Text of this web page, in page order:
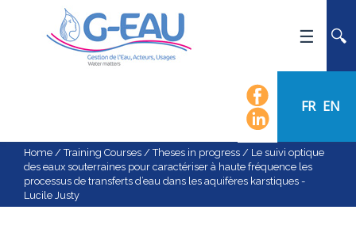
FR EN
NEWS
EVENTS
CALENDAR OF EVENTS
Home /Training Courses /Theses in progress / Le suivi optique
des eaux souterraines pour caractériser à haute fréquence les
processus de transferts d’eau dans les aquifères karstiques -
Lucile Justy